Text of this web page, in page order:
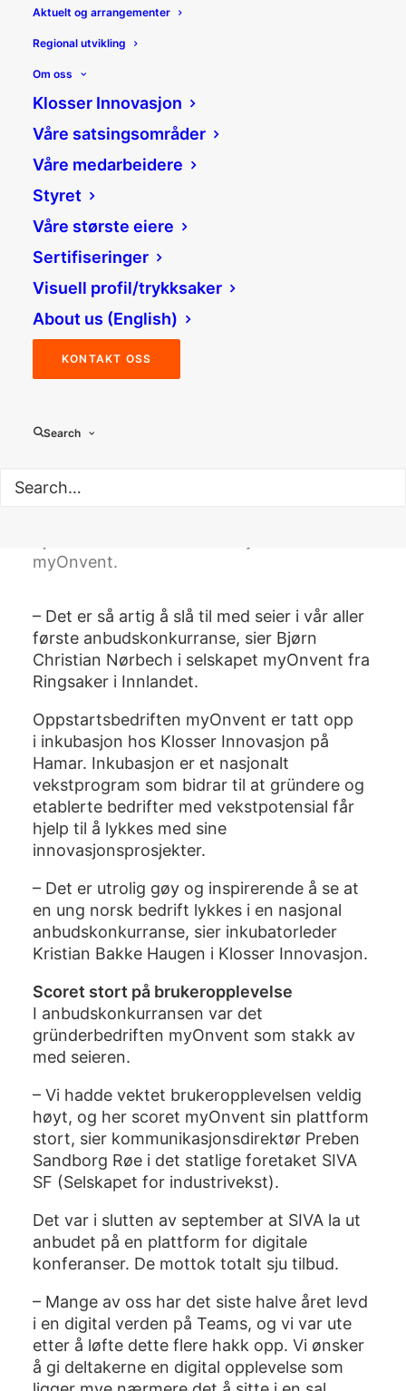
Aktuelt og arrangementer
Regional utvikling
Om oss
Klosser Innovasjon
Våre satsingsområder
Våre medarbeidere
Styret
Våre største eiere
Sertifiseringer
Visuell profil/trykksaker
About us (English)
KONTAKT OSS
Search
29/10/2020 |
Jannicke Mykkestue
Del:
Inkubatorbedriften myOnvent
vant SIVAs anbudskonkurranse
på ny plattform for digitale
konferanser.
myOnvent.
– Det er så artig å slå til med seier i vår aller
første anbudskonkurranse, sier Bjørn
Christian Nørbech i selskapet myOnvent fra
Ringsaker i Innlandet.
Oppstartsbedriften myOnvent er tatt opp
i inkubasjon hos Klosser Innovasjon på
Hamar. Inkubasjon er et nasjonalt
vekstprogram som bidrar til at gründere og
etablerte bedrifter med vekstpotensial får
hjelp til å lykkes med sine
innovasjonsprosjekter.
– Det er utrolig gøy og inspirerende å se at
en ung norsk bedrift lykkes i en nasjonal
anbudskonkurranse, sier inkubatorleder
Kristian Bakke Haugen i Klosser Innovasjon.
Scoret stort på brukeropplevelse
I anbudskonkurransen var det
gründerbedriften myOnvent som stakk av
med seieren.
– Vi hadde vektet brukeropplevelsen veldig
høyt, og her scoret myOnvent sin plattform
stort, sier kommunikasjonsdirektør Preben
Sandborg Røe i det statlige foretaket SIVA
SF (Selskapet for industrivekst).
Det var i slutten av september at SIVA la ut
anbudet på en plattform for digitale
konferanser. De mottok totalt sju tilbud.
– Mange av oss har det siste halve året levd
i en digital verden på Teams, og vi var ute
etter å løfte dette flere hakk opp. Vi ønsker
å gi deltakerne en digital opplevelse som